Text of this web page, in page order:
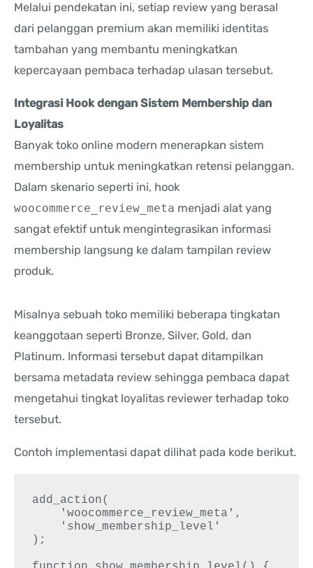
Melalui pendekatan ini, setiap review yang berasal
dari pelanggan premium akan memiliki identitas
tambahan yang membantu meningkatkan
kepercayaan pembaca terhadap ulasan tersebut.
Integrasi Hook dengan Sistem Membership dan
Loyalitas
Banyak toko online modern menerapkan sistem
membership untuk meningkatkan retensi pelanggan.
Dalam skenario seperti ini, hook
woocommerce_review_meta menjadi alat yang
sangat efektif untuk mengintegrasikan informasi
membership langsung ke dalam tampilan review
produk.
Misalnya sebuah toko memiliki beberapa tingkatan
keanggotaan seperti Bronze, Silver, Gold, dan
Platinum. Informasi tersebut dapat ditampilkan
bersama metadata review sehingga pembaca dapat
mengetahui tingkat loyalitas reviewer terhadap toko
tersebut.
Contoh implementasi dapat dilihat pada kode berikut.
add_action(
);